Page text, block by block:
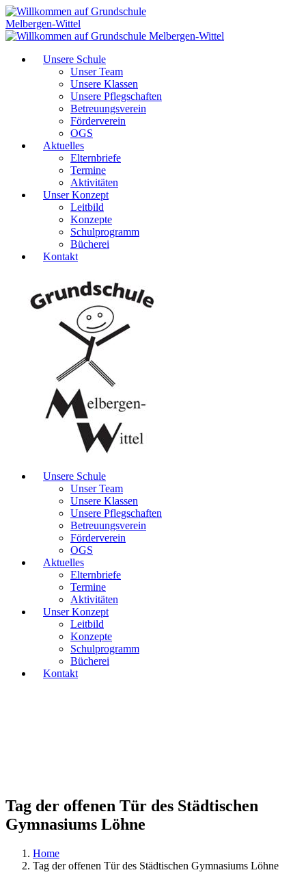
Unsere Schule
Unser Team
Unsere Klassen
Unsere Pflegschaften
Betreuungsverein
Förderverein
OGS
Aktuelles
Elternbriefe
Termine
Aktivitäten
Unser Konzept
Leitbild
Konzepte
Schulprogramm
Bücherei
Kontakt
Unsere Schule
Unser Team
Unsere Klassen
Unsere Pflegschaften
Betreuungsverein
Förderverein
OGS
Aktuelles
Elternbriefe
Termine
Aktivitäten
Unser Konzept
Leitbild
Konzepte
Schulprogramm
Bücherei
Kontakt
Tag der offenen Tür des Städtischen
Gymnasiums Löhne
Home
Tag der offenen Tür des Städtischen Gymnasiums Löhne